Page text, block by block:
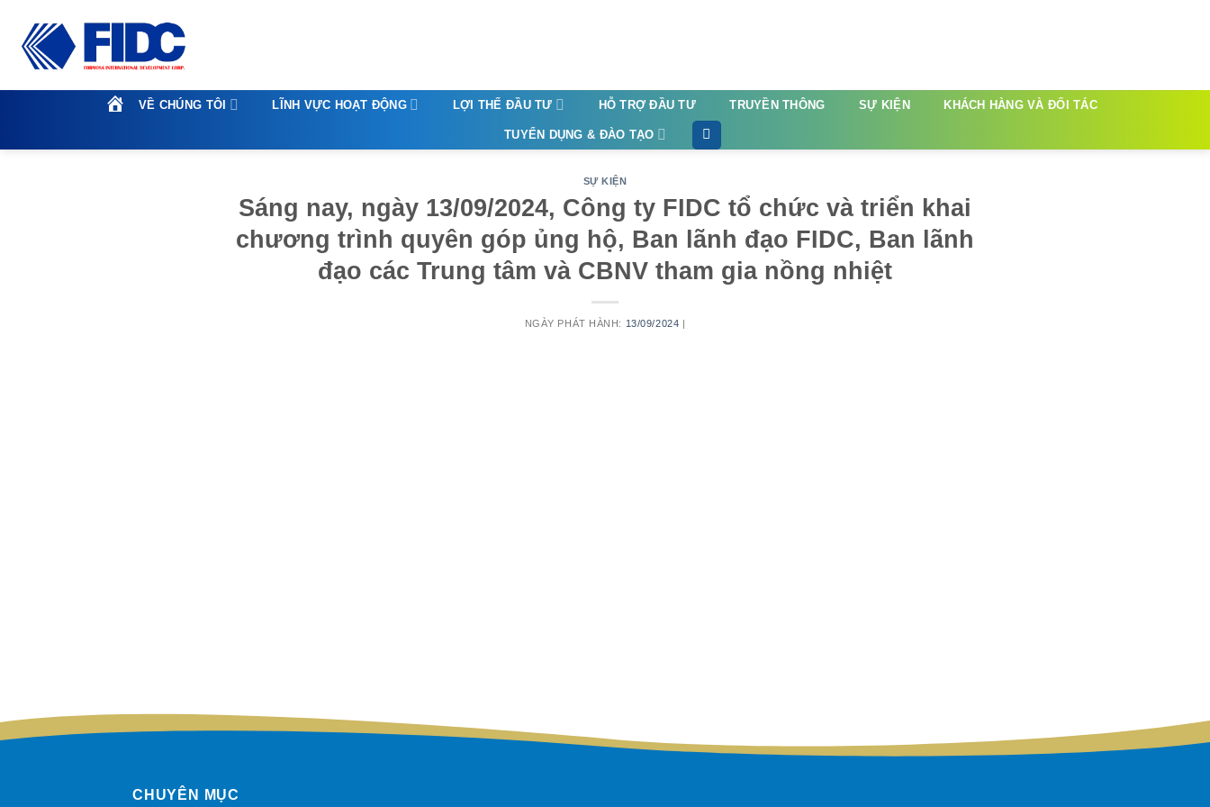
content
VỀ CHÚNG TÔI LĨNH VỰC HOẠT ĐỘNG LỢI THẾ ĐẦU TƯ HỖ TRỢ ĐẦU TƯ TRUYỀN THÔNG SỰ KIỆN KHÁCH HÀNG VÀ ĐỐI TÁC
TUYỂN DỤNG & ĐÀO TẠO
SỰ KIỆN
Sáng nay, ngày 13/09/2024, Công ty FIDC tổ chức và triển khai
chương trình quyên góp ủng hộ, Ban lãnh đạo FIDC, Ban lãnh
đạo các Trung tâm và CBNV tham gia nồng nhiệt
NGÀY PHÁT HÀNH: 13/09/2024 |
CHUYÊN MỤC